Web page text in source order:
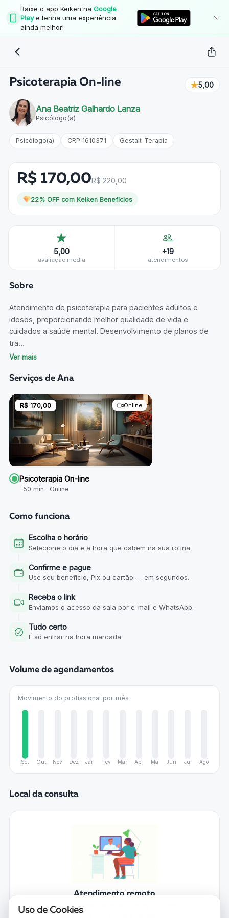
Baixe o app Keiken na Google
Playe tenha uma experiência
ainda melhor!
Psicoterapia On-line 5,00
Ana Beatriz Galhardo Lanza
Psicólogo(a)
Psicólogo(a) CRP 1610371 Gestalt-Terapia
R$ 170,00R$ 220,00
22% OFF com Keiken Benefícios
5,00
avaliação média
+19
atendimentos
Sobre
Atendimento de psicoterapia para pacientes adultos e
idosos, proporcionando melhor qualidade de vida e
cuidados a saúde mental. Desenvolvimento de planos de
tra…
Ver mais
Serviços de Ana
R$ 170,00 Online
Psicoterapia On-line
50 min · Online
Como funciona
Escolha o horário
Selecione o dia e a hora que cabem na sua rotina.
Confirme e pague
Use seu benefício, Pix ou cartão — em segundos.
Receba o link
Enviamos o acesso da sala por e-mail e WhatsApp.
Tudo certo
É só entrar na hora marcada.
Volume de agendamentos
Movimento do profissional por mês
Set Out Nov Dez Jan Fev Mar Abr Mai Jun Jul Ago
Local da consulta
Atendimento remoto
Procure um ambiente tranquilo e com boa conexão. O
link chega por e-mail e WhatsApp.
Uso de Cookies